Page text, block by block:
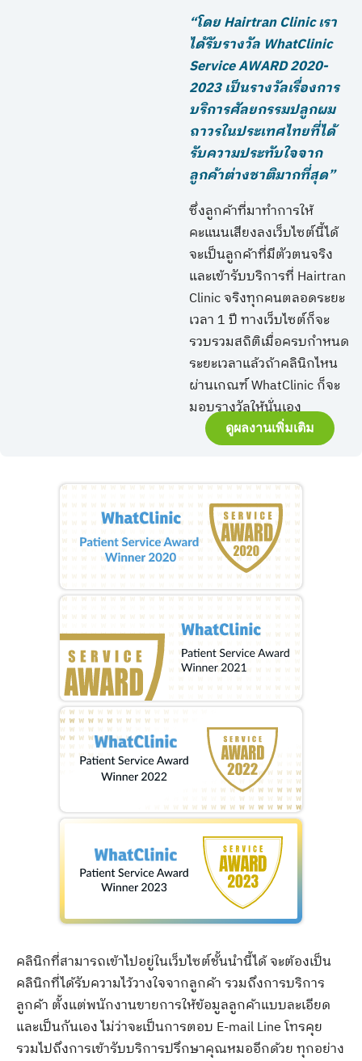
“โดย Hairtran Clinic เรา
ได้รับรางวัล WhatClinic
Service AWARD 2020-
2023 เป็นรางวัลเรื่องการ
บริการศัลยกรรมปลูกผม
ถาวรในประเทศไทยที่ได้
รับความประทับใจจาก
ลูกค้าต่างชาติมากที่สุด”
ซึ่งลูกค้าที่มาทำการให้
คะแนนเสียงลงเว็บไซต์นี้ได้
จะเป็นลูกค้าที่มีตัวตนจริง
และเข้ารับบริการที่ Hairtran
Clinic จริงทุกคนตลอดระยะ
เวลา 1 ปี ทางเว็บไซต์ก็จะ
รวบรวมสถิติเมื่อครบกำหนด
ระยะเวลาแล้วถ้าคลินิกไหน
ผ่านเกณฑ์ WhatClinic ก็จะ
มอบรางวัลให้นั่นเอง
ดูผลงานเพิ่มเติม
คลินิกที่สามารถเข้าไปอยู่ในเว็บไซต์ชั้นนำนี้ได้ จะต้องเป็น
คลินิกที่ได้รับความไว้วางใจจากลูกค้า รวมถึงการบริการ
ลูกค้า ตั้งแต่พนักงานขายการให้ข้อมูลลูกค้าแบบละเอียด
และเป็นกันเอง ไม่ว่าจะเป็นการตอบ E-mail Line โทรคุย
รวมไปถึงการเข้ารับบริการปรึกษาคุณหมออีกด้วย ทุกอย่าง